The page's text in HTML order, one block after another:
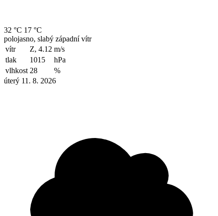
32 °C 17 °C
polojasno, slabý západní vítr
vítr
Z, 4.12 m/s
tlak
1015
hPa
vlhkost 28
%
úterý 11. 8. 2026